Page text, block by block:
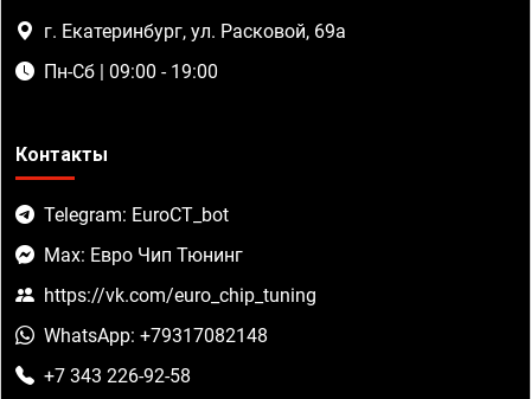
г. Екатеринбург, ул. Расковой, 69а
Пн-Сб | 09:00 - 19:00
Контакты
Telegram: EuroCT_bot
Max: Евро Чип Тюнинг
https://vk.com/euro_chip_tuning
WhatsApp: +79317082148
+7 343 226-92-58